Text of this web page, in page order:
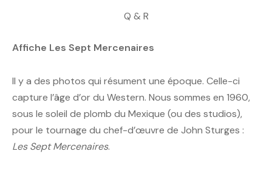
Q & R
Affiche Les Sept Mercenaires
Il y a des photos qui résument une époque. Celle-ci
capture l’âge d’or du Western. Nous sommes en 1960,
sous le soleil de plomb du Mexique (ou des studios),
pour le tournage du chef-d’œuvre de John Sturges :
Les Sept Mercenaires.